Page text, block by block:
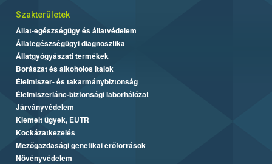
Szakterületek
Állat-egészségügy és állatvédelem
Állategészségügyi diagnosztika
Állatgyógyászati termékek
Borászat és alkoholos italok
Élelmiszer- és takarmánybiztonság
Élelmiszerlánc-biztonsági laborhálózat
Járványvédelem
Kiemelt ügyek, EUTR
Kockázatkezelés
Mezőgazdasági genetikai erőforrások
Növényvédelem